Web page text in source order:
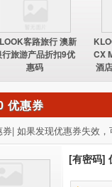
客路旅行 澳新
行旅游产品折扣9优
惠码
CX
酒
优惠券
| 如果发现优惠券失效，
[有密码]